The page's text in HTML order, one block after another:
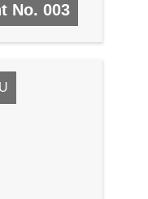
No. 003